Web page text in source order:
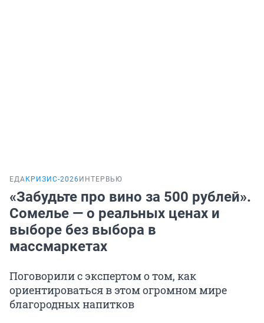
ЕДА КРИЗИС-2026 ИНТЕРВЬЮ
«Забудьте про вино за 500 рублей».
Сомелье — о реальных ценах и
выборе без выбора в
массмаркетах
Поговорили с экспертом о том, как
ориентироваться в этом огромном мире
благородных напитков